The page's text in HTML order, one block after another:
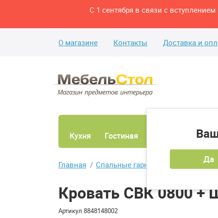
С 1 сентября в связи с
О магазине Контакты Доставка и
Да
Кухня Гостиная
Главная Спальные гарнитуры Кровать
Кровать СВК 0800 +
Артикул 8848148002